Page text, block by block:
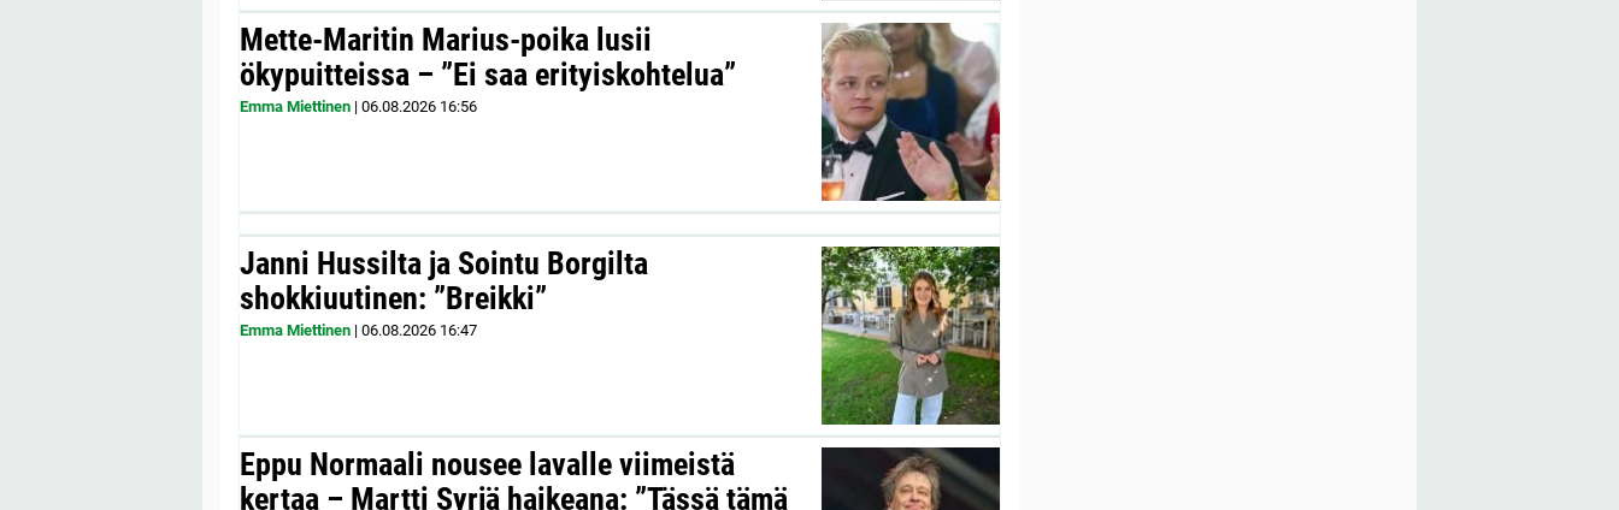
Mette-Maritin Marius-poika lusii
ökypuitteissa – ”Ei saa erityiskohtelua”
Emma Miettinen | 06.08.2026 16:56
Janni Hussilta ja Sointu Borgilta
shokkiuutinen: ”Breikki”
Emma Miettinen | 06.08.2026 16:47
Eppu Normaali nousee lavalle viimeistä
kertaa – Martti Syrjä haikeana: ”Tässä tämä